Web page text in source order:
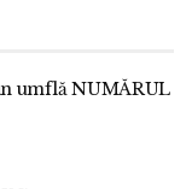
umflă NUMĂRUL